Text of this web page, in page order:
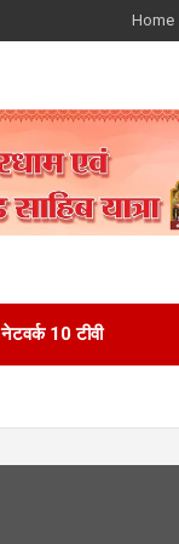
Home
नेटवर्क 10 टीवी